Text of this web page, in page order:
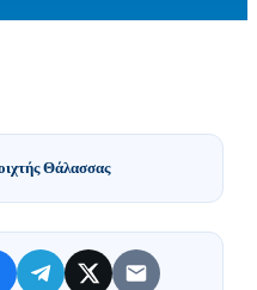
Θάλασσας